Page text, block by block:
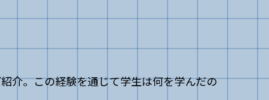
介。この経験を通じて学生は何を学んだの